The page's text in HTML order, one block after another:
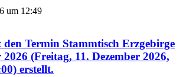
um 12:49
den Termin Stammtisch Erzgebirge
2026 (Freitag, 11. Dezember 2026,
erstellt.